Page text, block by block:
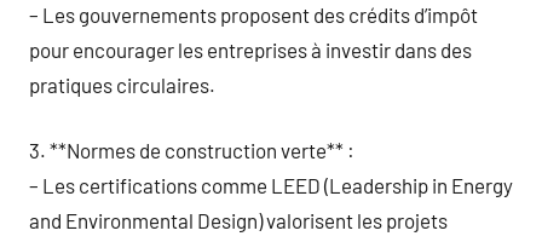
– Les gouvernements proposent des crédits d’impôt
pour encourager les entreprises à investir dans des
pratiques circulaires.
3. **Normes de construction verte** :
– Les certifications comme LEED (Leadership in Energy
and Environmental Design) valorisent les projets